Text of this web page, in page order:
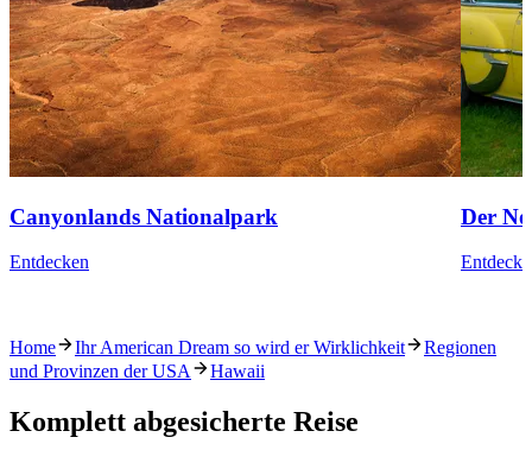
Canyonlands Nationalpark
Entdecken
Der
Home Ihr American Dream so wird er Wirklichkeit
Regionen
und Provinzen der USA
Hawaii
Komplett abgesicherte Reise